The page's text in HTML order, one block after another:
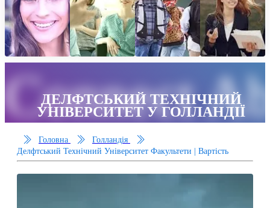
Connect
ДЕЛФТСЬКИЙ ТЕХНІЧНИЙ
УНІВЕРСИТЕТ У ГОЛЛАНДІЇ
Головна
Голландія
Делфтський Технічний Університет Факультети | Вартість